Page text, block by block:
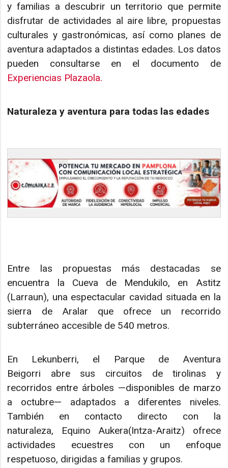
y familias a descubrir un territorio que permite
disfrutar de actividades al aire libre, propuestas
culturales y gastronómicas, así como planes de
aventura adaptados a distintas edades. Los datos
pueden consultarse en el documento de
Experiencias Plazaola.
Naturaleza y aventura para todas las edades
Entre las propuestas más destacadas se
encuentra la Cueva de Mendukilo, en Astitz
(Larraun), una espectacular cavidad situada en la
sierra de Aralar que ofrece un recorrido
subterráneo accesible de 540 metros.
En Lekunberri, el Parque de Aventura
Beigorri abre sus circuitos de tirolinas y
recorridos entre árboles —disponibles de marzo
a octubre— adaptados a diferentes niveles.
También en contacto directo con la
naturaleza, Equino Aukera(Intza-Araitz) ofrece
actividades ecuestres con un enfoque
respetuoso, dirigidas a familias y grupos.